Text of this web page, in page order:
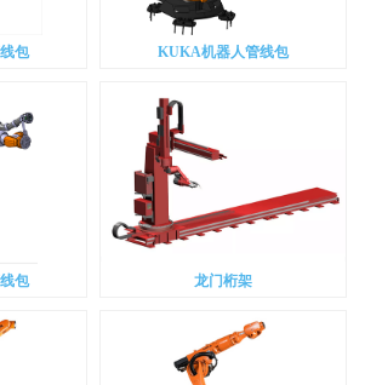
包 KUKA机器人管线包
包 龙门桁架